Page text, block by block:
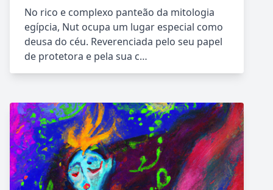
No rico e complexo panteão da mitologia
egípcia, Nut ocupa um lugar especial como
deusa do céu. Reverenciada pelo seu papel
de protetora e pela sua c…